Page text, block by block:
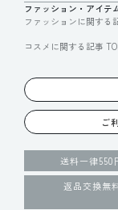
ファッション・アイテ
ファッションに関する
コスメに関する記事
ご
送料一律550
返品交換無